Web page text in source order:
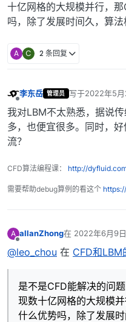
十亿网格的大规模并行，
吗，除了发展时间久，算
A C 2 条回复
李东岳 管理员 写于2022年5
最后由 编辑
我对LBM不太熟悉，据说
多，也便宜很多。同时，
流？
CFD算法编程课： http://
需要帮助debug算例的看这个
A allanZhong在 2022年6月9
最后由 编辑
@leo_chou 在 CFD和LBM
是不是CFD能解决的问
现数十亿网格的大规模
什么优势吗，除了发展